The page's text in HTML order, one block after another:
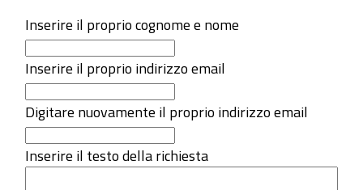
Inserire il proprio cognome e nome
Inserire il proprio indirizzo email
Digitare nuovamente il proprio indirizzo email
Inserire il testo della richiesta